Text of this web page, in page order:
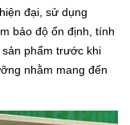
đại, sử dụng
bảo độ ổn định, tính
phẩm trước khi
nhằm mang đến